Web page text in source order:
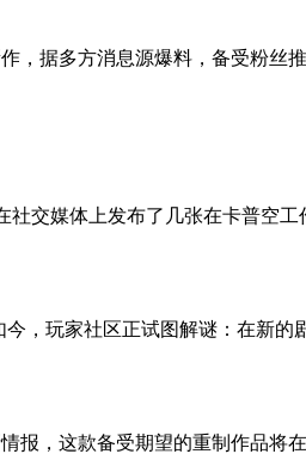
据多方消息源爆料，备受粉丝
交媒体上发布了几张在卡普空工
，玩家社区正试图解谜：在新的
，这款备受期望的重制作品将